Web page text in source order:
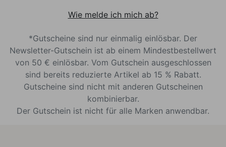
Wie melde ich mich ab?
*Gutscheine sind nur einmalig einlösbar. Der
Newsletter-Gutschein ist ab einem Mindestbestellwert
von 50 € einlösbar. Vom Gutschein ausgeschlossen
sind bereits reduzierte Artikel ab 15 % Rabatt.
Gutscheine sind nicht mit anderen Gutscheinen
kombinierbar.
Der Gutschein ist nicht für alle Marken anwendbar.